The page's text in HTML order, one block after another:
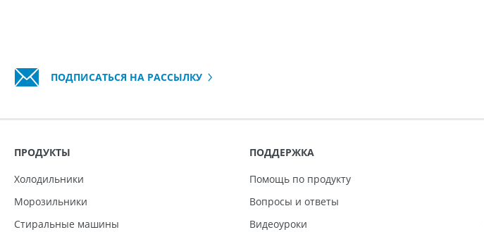
ПОДПИСАТЬСЯ НА РАССЫЛКУ
ПРОДУКТЫ
Холодильники
Морозильники
Стиральные машины
ПОДДЕРЖКА
Помощь по продукту
Вопросы и ответы
Видеоуроки